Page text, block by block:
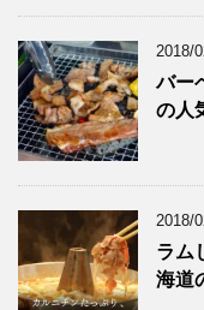
2018/
バー
の人
2018/
ラム
海道